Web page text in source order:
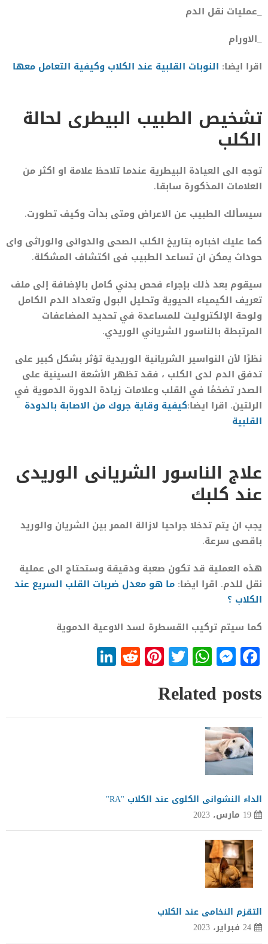
_عمليات نقل الدم
_الاورام
اقرا ايضا: النوبات القلبية عند الكلاب وكيفية التعامل معها
تشخيص الطبيب البيطرى لحالة
الكلب
توجه الى العيادة البيطرية عندما تلاحظ علامة او اكثر من
العلامات المذكورة سابقا.
سيسألك الطبيب عن الاعراض ومتى بدأت وكيف تطورت.
كما عليك اخباره بتاريخ الكلب الصحى والدوائى والوراثى واى
حوداث يمكن ان تساعد الطبيب فى اكتشاف المشكلة.
سيقوم بعد ذلك بإجراء فحص بدني كامل بالإضافة إلى ملف
تعريف الكيمياء الحيوية وتحليل البول وتعداد الدم الكامل
ولوحة الإلكتروليت للمساعدة في تحديد المضاعفات
المرتبطة بالناسور الشرياني الوريدي.
نظرًا لأن النواسير الشريانية الوريدية تؤثر بشكل كبير على
تدفق الدم لدى الكلب ، فقد تظهر الأشعة السينية على
الصدر تضخمًا في القلب وعلامات زيادة الدورة الدموية في
الرئتين. اقرا ايضا:كيفية وقاية جروك من الاصابة بالدودة
القلبية
علاج الناسور الشريانى الوريدى
عند كلبك
يجب ان يتم تدخلا جراحيا لازالة الممر بين الشريان والوريد
باقصى سرعة.
هذه العملية قد تكون صعبة ودقيقة وستحتاج الى عملية
نقل للدم. اقرا ايضا: ما هو معدل ضربات القلب السريع عند
الكلاب ؟
كما سيتم تركيب القسطرة لسد الاوعية الدموية
Facebook
Messenger
WhatsApp
Twitter
Pinterest
Reddit
Related posts
الداء النشوانى الكلوى عند الكلاب "RA"
19 مارس، 2023
التقزم النخامى عند الكلاب
24 فبراير، 2023